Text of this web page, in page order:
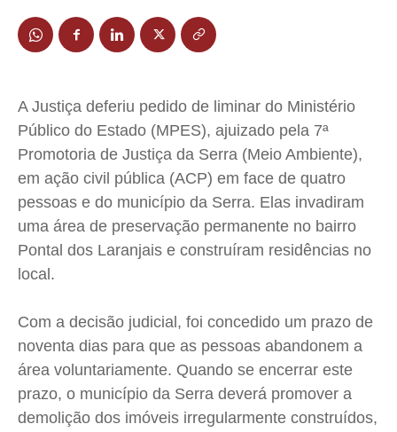
Segurança
Meio Ambiente
Cidades
Direitos
Economia
Cultura
Colunas
Gustavo Bastos
Wanda Sily
Publicidade Legal
Anuncie
Segurança
Meio Ambiente
Cidades
Direitos
Economia
Cultura
Colunas
Gustavo Bastos
Wanda Sily
Publicidade Legal
Anuncie
Segurança
Meio Ambiente
Cidades
Direitos
Economia
Cultura
Colunas
Gustavo Bastos
Wanda Sily
Publicidade Legal
Anuncie
Segurança
Meio Ambiente
Cidades
Direitos
Economia
Cultura
Colunas
Gustavo Bastos
Wanda Sily
Publicidade Legal
Anuncie
A Justiça deferiu pedido de liminar do Ministério
Público do Estado (MPES), ajuizado pela 7ª
Promotoria de Justiça da Serra (Meio Ambiente),
em ação civil pública (ACP) em face de quatro
pessoas e do município da Serra. Elas invadiram
uma área de preservação permanente no bairro
Pontal dos Laranjais e construíram residências no
local.
Com a decisão judicial, foi concedido um prazo de
noventa dias para que as pessoas abandonem a
área voluntariamente. Quando se encerrar este
prazo, o município da Serra deverá promover a
demolição dos imóveis irregularmente construídos,